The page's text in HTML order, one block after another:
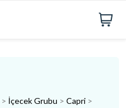
> İçecek Grubu > Capri >